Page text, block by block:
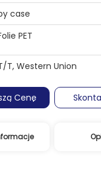
case
PET
T, Western Union
Cenę